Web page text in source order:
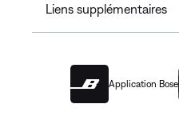
Liens supplémentaires
Application Bose